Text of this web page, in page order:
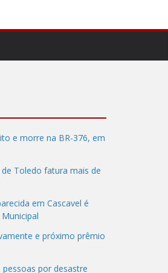
e morre na BR-376, em
Toledo fatura mais de
em Cascavel é
e próximo prêmio
pessoas por desastre